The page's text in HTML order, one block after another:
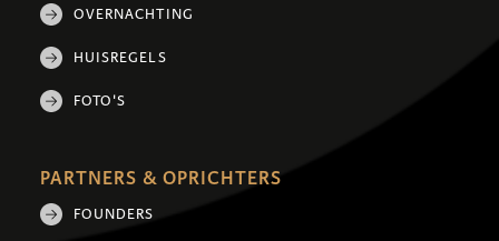
OVERNACHTING
HUISREGELS
FOTO'S
PARTNERS & OPRICHTERS
FOUNDERS